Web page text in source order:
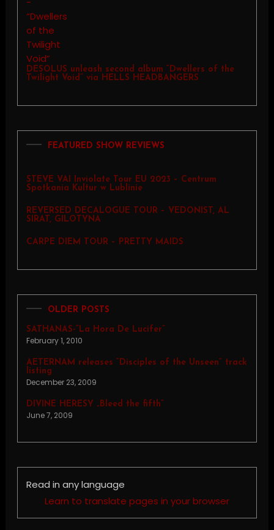
DESOLUS unleash second album “Dwellers of the
Twilight Void” via HELLS HEADBANGERS
FEATURED SHOW REVIEWS
STEVE VAI Inviolate Tour EU 2023 – Centrum
Spotkania Kultur w Lublinie
REVERSED DECALOGUE TOUR – VEDONIST, AL
SIRAT, GILOTYNA
CARPE DIEM TOUR – PRETTY MAIDS
OLDER POSTS
SATHANAS-“La Hora De Lucifer”
February 1, 2010
AETERNAM releases “Disciples of the Unseen” track
listing
December 23, 2009
DIVINE HERESY „Bleed the fifth”
June 7, 2009
Read in any language
Learn to translate pages in your browser